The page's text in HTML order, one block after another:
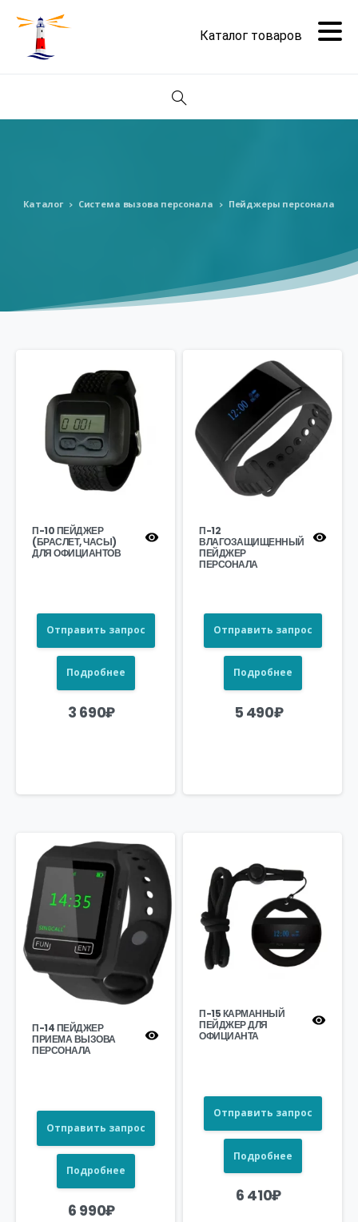
Поиск
Каталог Система вызова персонала Пейджеры персонала
П-10 ПЕЙДЖЕР
(БРАСЛЕТ, ЧАСЫ)
ДЛЯ ОФИЦИАНТОВ
Отправить запрос
Подробнее
3 690₽
П-12
ВЛАГОЗАЩИЩЕННЫЙ
ПЕЙДЖЕР
ПЕРСОНАЛА
Отправить запрос
Подробнее
5 490₽
П-14 ПЕЙДЖЕР
ПРИЕМА ВЫЗОВА
ПЕРСОНАЛА
Отправить запрос
Подробнее
6 990₽
П-15 КАРМАННЫЙ
ПЕЙДЖЕР ДЛЯ
ОФИЦИАНТА
Отправить запрос
Подробнее
6 410₽